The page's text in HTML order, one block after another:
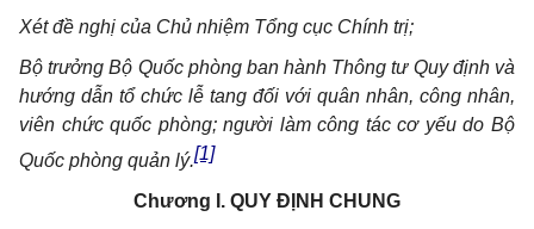
Xét đề nghị của Chủ nhiệm Tổng cục Chính trị;
Bộ trưởng Bộ Quốc phòng ban hành Thông tư Quy định và
hướng dẫn tổ chức lễ tang đối với quân nhân, công nhân,
viên chức quốc phòng; người làm công tác cơ yếu do Bộ
Quốc phòng quản lý.[1]
Chương I. QUY ĐỊNH CHUNG